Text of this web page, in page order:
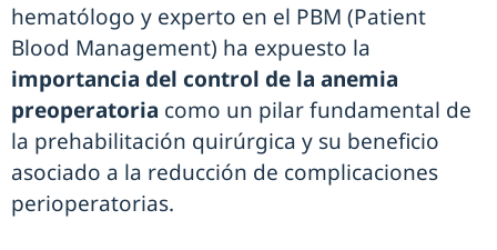
hematólogo y experto en el PBM (Patient
Blood Management) ha expuesto la
importancia del control de la anemia
preoperatoria como un pilar fundamental de
la prehabilitación quirúrgica y su beneficio
asociado a la reducción de complicaciones
perioperatorias.